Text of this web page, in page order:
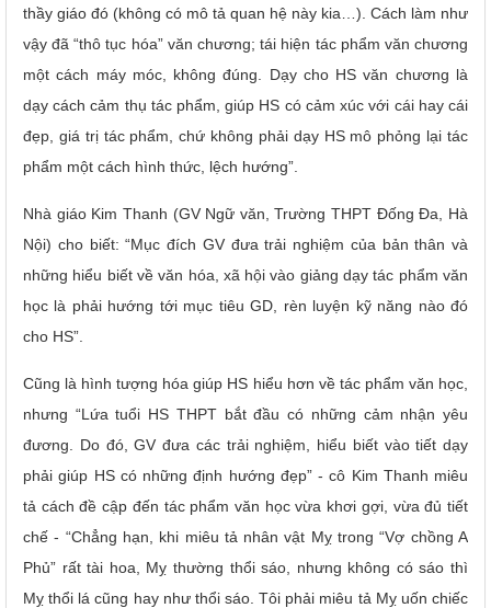
thầy giáo đó (không có mô tả quan hệ này kia…). Cách làm như
vậy đã “thô tục hóa” văn chương; tái hiện tác phẩm văn chương
một cách máy móc, không đúng. Dạy cho HS văn chương là
dạy cách cảm thụ tác phẩm, giúp HS có cảm xúc với cái hay cái
đẹp, giá trị tác phẩm, chứ không phải dạy HS mô phỏng lại tác
phẩm một cách hình thức, lệch hướng”.
Nhà giáo Kim Thanh (GV Ngữ văn, Trường THPT Đống Đa, Hà
Nội) cho biết: “Mục đích GV đưa trải nghiệm của bản thân và
những hiểu biết về văn hóa, xã hội vào giảng dạy tác phẩm văn
học là phải hướng tới mục tiêu GD, rèn luyện kỹ năng nào đó
cho HS”.
Cũng là hình tượng hóa giúp HS hiểu hơn về tác phẩm văn học,
nhưng “Lứa tuổi HS THPT bắt đầu có những cảm nhận yêu
đương. Do đó, GV đưa các trải nghiệm, hiểu biết vào tiết dạy
phải giúp HS có những định hướng đẹp” - cô Kim Thanh miêu
tả cách đề cập đến tác phẩm văn học vừa khơi gợi, vừa đủ tiết
chế - “Chẳng hạn, khi miêu tả nhân vật Mỵ trong “Vợ chồng A
Phủ” rất tài hoa, Mỵ thường thổi sáo, nhưng không có sáo thì
Mỵ thổi lá cũng hay như thổi sáo. Tôi phải miêu tả Mỵ uốn chiếc